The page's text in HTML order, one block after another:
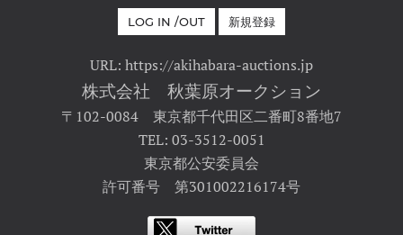
LOG IN /OUT 新規登録
URL: https://akihabara-auctions.jp
株式会社 秋葉原オークション
〒102-0084 東京都千代田区二番町8番地7
TEL: 03-3512-0051
東京都公安委員会
許可番号 第301002216174号